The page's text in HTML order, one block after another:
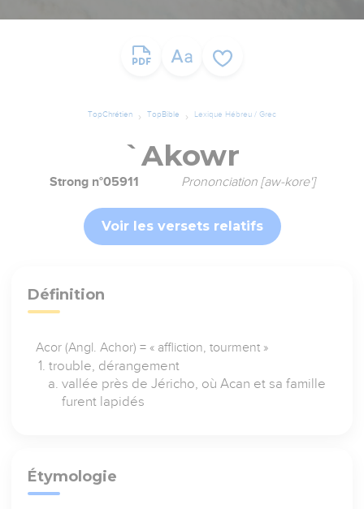
TopChrétien TopBible Lexique Hébreu / Grec
`Akowr
Strong n°05911 Prononciation [aw-kore']
Voir les versets relatifs
Définition
Acor (Angl. Achor) = « affliction, tourment »
trouble, dérangement
vallée près de Jéricho, où Acan et sa famille
furent lapidés
Étymologie